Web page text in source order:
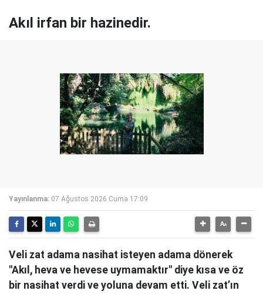
Akıl irfan bir hazinedir.
Yayınlanma: 07 Ağustos 2026 Cuma 17:09
Veli zat adama nasihat isteyen adama dönerek
"Akıl, heva ve hevese uymamaktır" diye kısa ve öz
bir nasihat verdi ve yoluna devam etti. Veli zat’ın